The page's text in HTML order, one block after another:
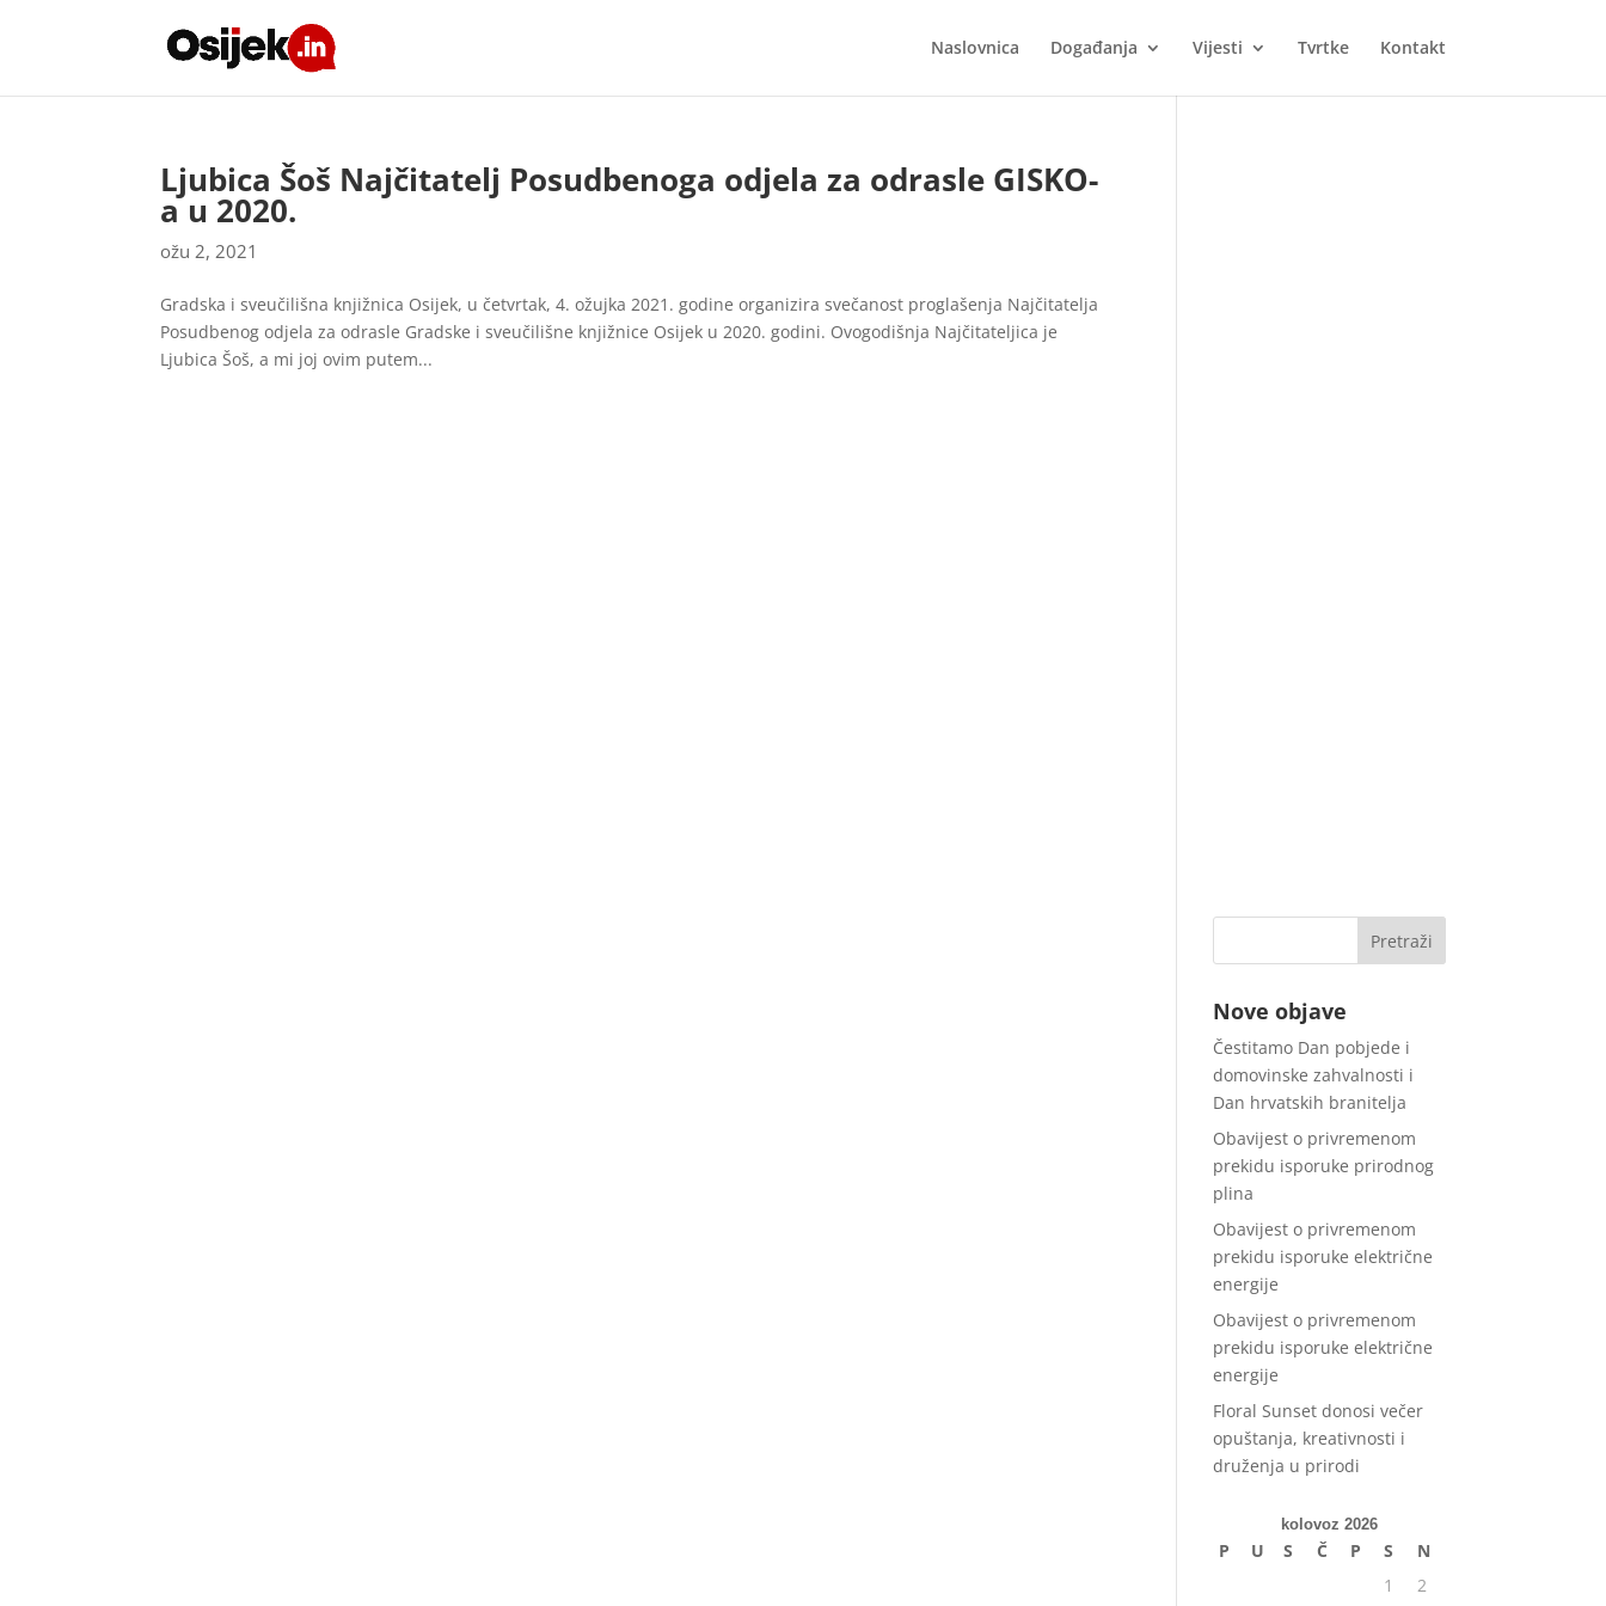
Naslovnica Događanja Vijesti Tvrtke Kontakt
Ljubica Šoš Najčitatelj Posudbenoga odjela za odrasle GISKO-
a u 2020.
ožu 2, 2021
Gradska i sveučilišna knjižnica Osijek, u četvrtak, 4. ožujka 2021. godine organizira svečanost proglašenja Najčitatelja
Posudbenog odjela za odrasle Gradske i sveučilišne knjižnice Osijek u 2020. godini. Ovogodišnja Najčitateljica je
Ljubica Šoš, a mi joj ovim putem...
Nove objave
Čestitamo Dan pobjede i
domovinske zahvalnosti i
Dan hrvatskih branitelja
Obavijest o privremenom
prekidu isporuke prirodnog
plina
Obavijest o privremenom
prekidu isporuke električne
energije
Obavijest o privremenom
prekidu isporuke električne
energije
Floral Sunset donosi večer
opuštanja, kreativnosti i
druženja u prirodi
kolovoz 2026
P U S Č P S
N
1
2